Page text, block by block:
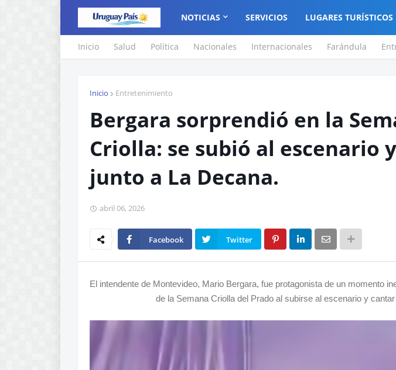
NOTICIAS SERVICIOS LUGARES TURÍSTICOS
Inicio Salud Política Nacionales Internacionales Farándula
Inicio Entretenimiento
Bergara sorprendió en la
Criolla: se subió al escenario
junto a La Decana.
abril 06, 2026
Facebook Twitter
El intendente de Montevideo, Mario Bergara, fue protagonista de un momento
de la Semana Criolla del Prado al subirse al escenario y